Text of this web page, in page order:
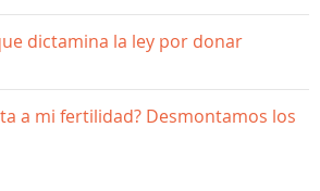
dictamina la ley por donar
a mi fertilidad? Desmontamos los